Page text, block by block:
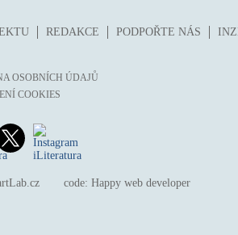
REDAKCE PODPOŘTE NÁS
OSOBNÍCH ÚDAJŮ
COOKIES
code: Happy web developer